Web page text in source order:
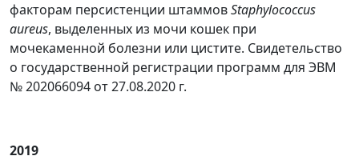
факторам персистенции штаммовStaphylococcus
aureus, выделенных из мочи кошек при
мочекаменной болезни или цистите. Свидетельство
о государственной регистрации программ для ЭВМ
№ 202066094 от 27.08.2020 г.
2019